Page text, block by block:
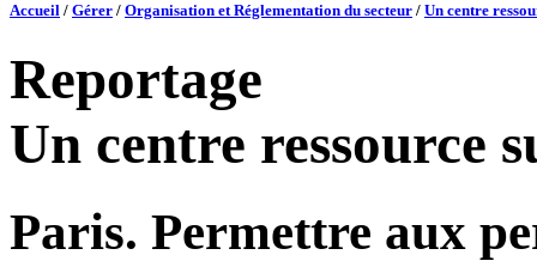
Accueil / Gérer / Organisation et Réglementation du secteur / Un centre
Reportage
Un centre ressource
Paris. Permettre aux